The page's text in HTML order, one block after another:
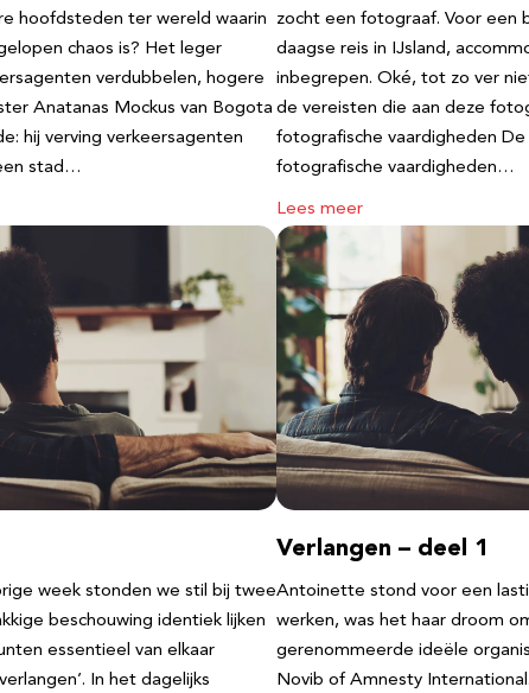
hoofdsteden ter wereld waarin
chaos is? Het leger
verdubbelen, hogere
Anatanas Mockus van Bogota
hij verving verkeersagenten
stad…
zocht een fotograaf. Voor een
daagse reis in IJsland,
inbegrepen. Oké, tot zo ver
de vereisten die aan deze
fotografische vaardigheden
fotografische vaardigheden…
Lees meer
week stonden we stil bij twee
beschouwing identiek lijken
essentieel van elkaar
In het dagelijks
Verlangen – deel 1
Antoinette stond voor een
werken, was het haar droom
gerenommeerde ideële
Novib of Amnesty